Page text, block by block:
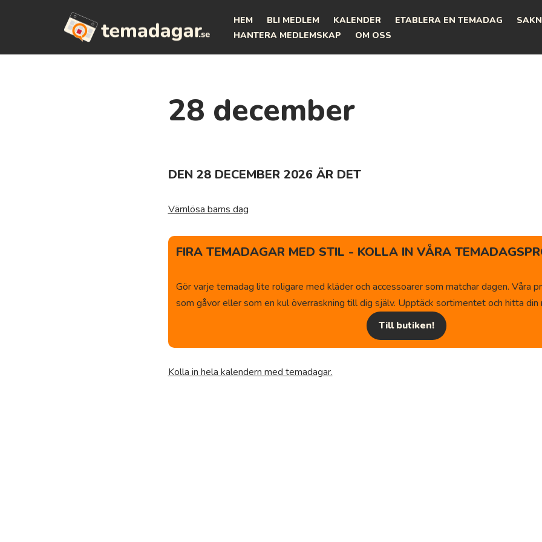
HEM BLI MEDLEM KALENDER ETABLERA EN TEMADAG
HANTERA MEDLEMSKAP
OM OSS
28 december
DEN 28 DECEMBER 2026 ÄR DET
Värnlösa barns dag
FIRA TEMADAGAR MED STIL - KOLLA IN VÅRA
Gör varje temadag lite roligare med kläder och accessoarer som matchar dagen. Våra
som gåvor eller som en kul överraskning till dig själv. Upptäck sortimentet och hitta din
Till butiken!
Kolla in hela kalendern med temadagar.